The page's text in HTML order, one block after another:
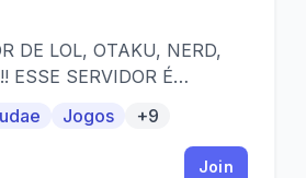
DE LOL, OTAKU, NERD,
Jogos +9
Join